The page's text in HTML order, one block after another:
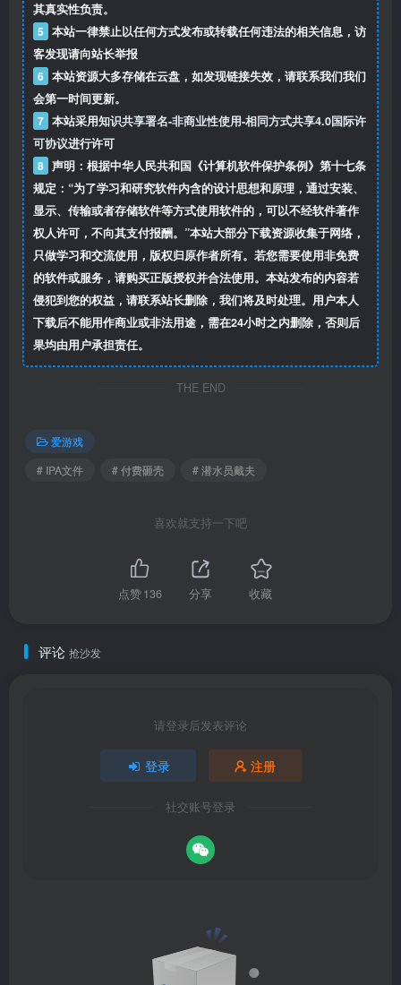
其真实性负责。
5 本站一律禁止以任何方式发布或转载任何违法的相关信息，访
客发现请向站长举报
6 本站资源大多存储在云盘，如发现链接失效，请联系我们我们
会第一时间更新。
7 本站采用知识共享署名-非商业性使用-相同方式共享4.0国际许
可协议进行许可
8 声明：根据中华人民共和国《计算机软件保护条例》第十七条
规定：“为了学习和研究软件内含的设计思想和原理，通过安装、
显示、传输或者存储软件等方式使用软件的，可以不经软件著作
权人许可，不向其支付报酬。”本站大部分下载资源收集于网络，
只做学习和交流使用，版权归原作者所有。若您需要使用非免费
的软件或服务，请购买正版授权并合法使用。本站发布的内容若
侵犯到您的权益，请联系站长删除，我们将及时处理。用户本人
下载后不能用作商业或非法用途，需在24小时之内删除，否则后
果均由用户承担责任。
THE END
爱游戏
# IPA文件
# 付费砸壳 # 潜水员戴夫
喜欢就支持一下吧
点赞136 分享 收藏
评论 抢沙发
请登录后发表评论
登录 注册
社交账号登录